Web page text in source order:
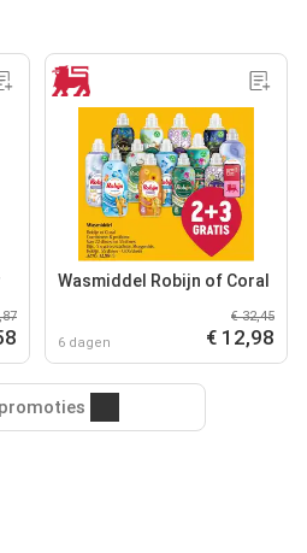
Wasmiddel Robijn of Coral
6 dagen
€ 32,45
€ 12,98